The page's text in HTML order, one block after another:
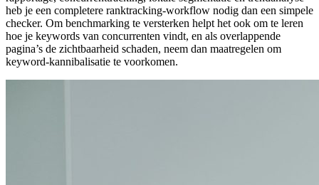
heb je een completere ranktracking‑workflow nodig dan een simpele
checker. Om benchmarking te versterken helpt het ook om te leren
hoe je keywords van concurrenten vindt, en als overlappende
pagina’s de zichtbaarheid schaden, neem dan maatregelen om
keyword‑kannibalisatie te voorkomen.